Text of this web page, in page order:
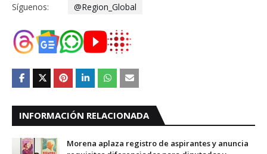
Síguenos: @Region_Global
INFORMACIÓN RELACIONADA
Morena aplaza registro de aspirantes y anuncia